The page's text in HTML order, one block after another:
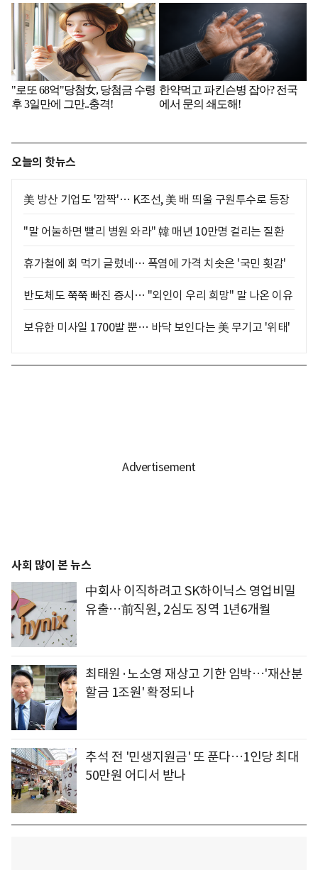
오늘의 핫뉴스
美 방산 기업도 '깜짝'… K조선, 美 배 띄울 구원투수로 등장
"말 어눌하면 빨리 병원 와라" 韓 매년 10만명 걸리는 질환
휴가철에 회 먹기 글렀네… 폭염에 가격 치솟은 '국민 횟감'
반도체도 쭉쭉 빠진 증시… "외인이 우리 희망" 말 나온 이유
보유한 미사일 1700발 뿐… 바닥 보인다는 美 무기고 '위태'
사회 많이 본 뉴스
中회사 이직하려고 SK하이닉스 영업비밀
유출…前직원, 2심도 징역 1년6개월
최태원·노소영 재상고 기한 임박…'재산분
할금 1조원' 확정되나
추석 전 '민생지원금' 또 푼다…1인당 최대
50만원 어디서 받나